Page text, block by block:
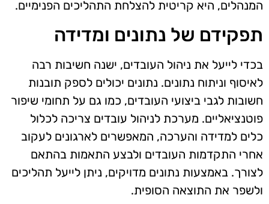
המנהלים, היא קריטית להצלחת התהליכים הפנימיים.
תפקידם של נתונים ומדידה
בכדי לייעל את ניהול העובדים, ישנה חשיבות רבה
לאיסוף וניתוח נתונים. נתונים יכולים לספק תובנות
חשובות לגבי ביצועי העובדים, כמו גם על תחומי שיפור
פוטנציאליים. מערכת לניהול עובדים צריכה לכלול
כלים למדידה והערכה, המאפשרים לארגונים לעקוב
אחרי התקדמות העובדים ולבצע התאמות בהתאם
לצורך. באמצעות נתונים מדויקים, ניתן לייעל תהליכים
ולשפר את התוצאה הסופית.